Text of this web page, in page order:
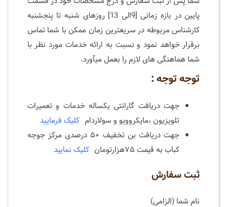
پایین در بازه زمانی [9الی 13] روزهای شنبه تا پنجشنبه
کارشناس مربوطه در سریعترین زمان ممکن با شما تماس
برقرار خواهد نمود و نسبت به ارائه خدمات مورد نظر با
شما هماهنگی های لازم را بعمل میآورد.
توجه توجه :
جهت دریافت گارانتی یکساله خدمات و تعمیرات
تلویزیون ،مایکروویو و سولاردام کلیک فرمایید
جهت دریافت بن تخفیف ۵۰ درصدی مرکز جوجه
کباب به قیمت ۷۵هزارتومان
کلیک نمایید
ثبت سفارش
نام شما (الزامی)